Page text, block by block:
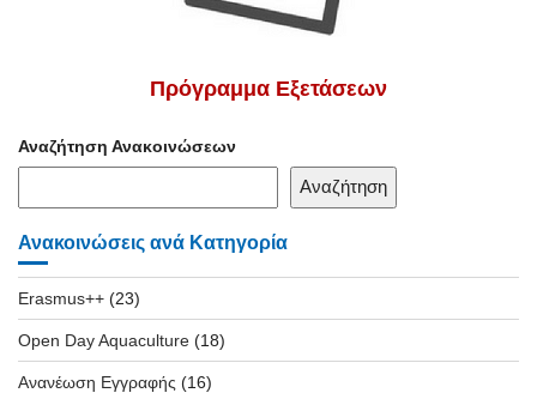
Πρόγραμμα Εξετάσεων
Αναζήτηση Ανακοινώσεων
Αναζήτηση
Ανακοινώσεις ανά Κατηγορία
Erasmus++ (23)
Open Day Aquaculture (18)
Ανανέωση Εγγραφής (16)